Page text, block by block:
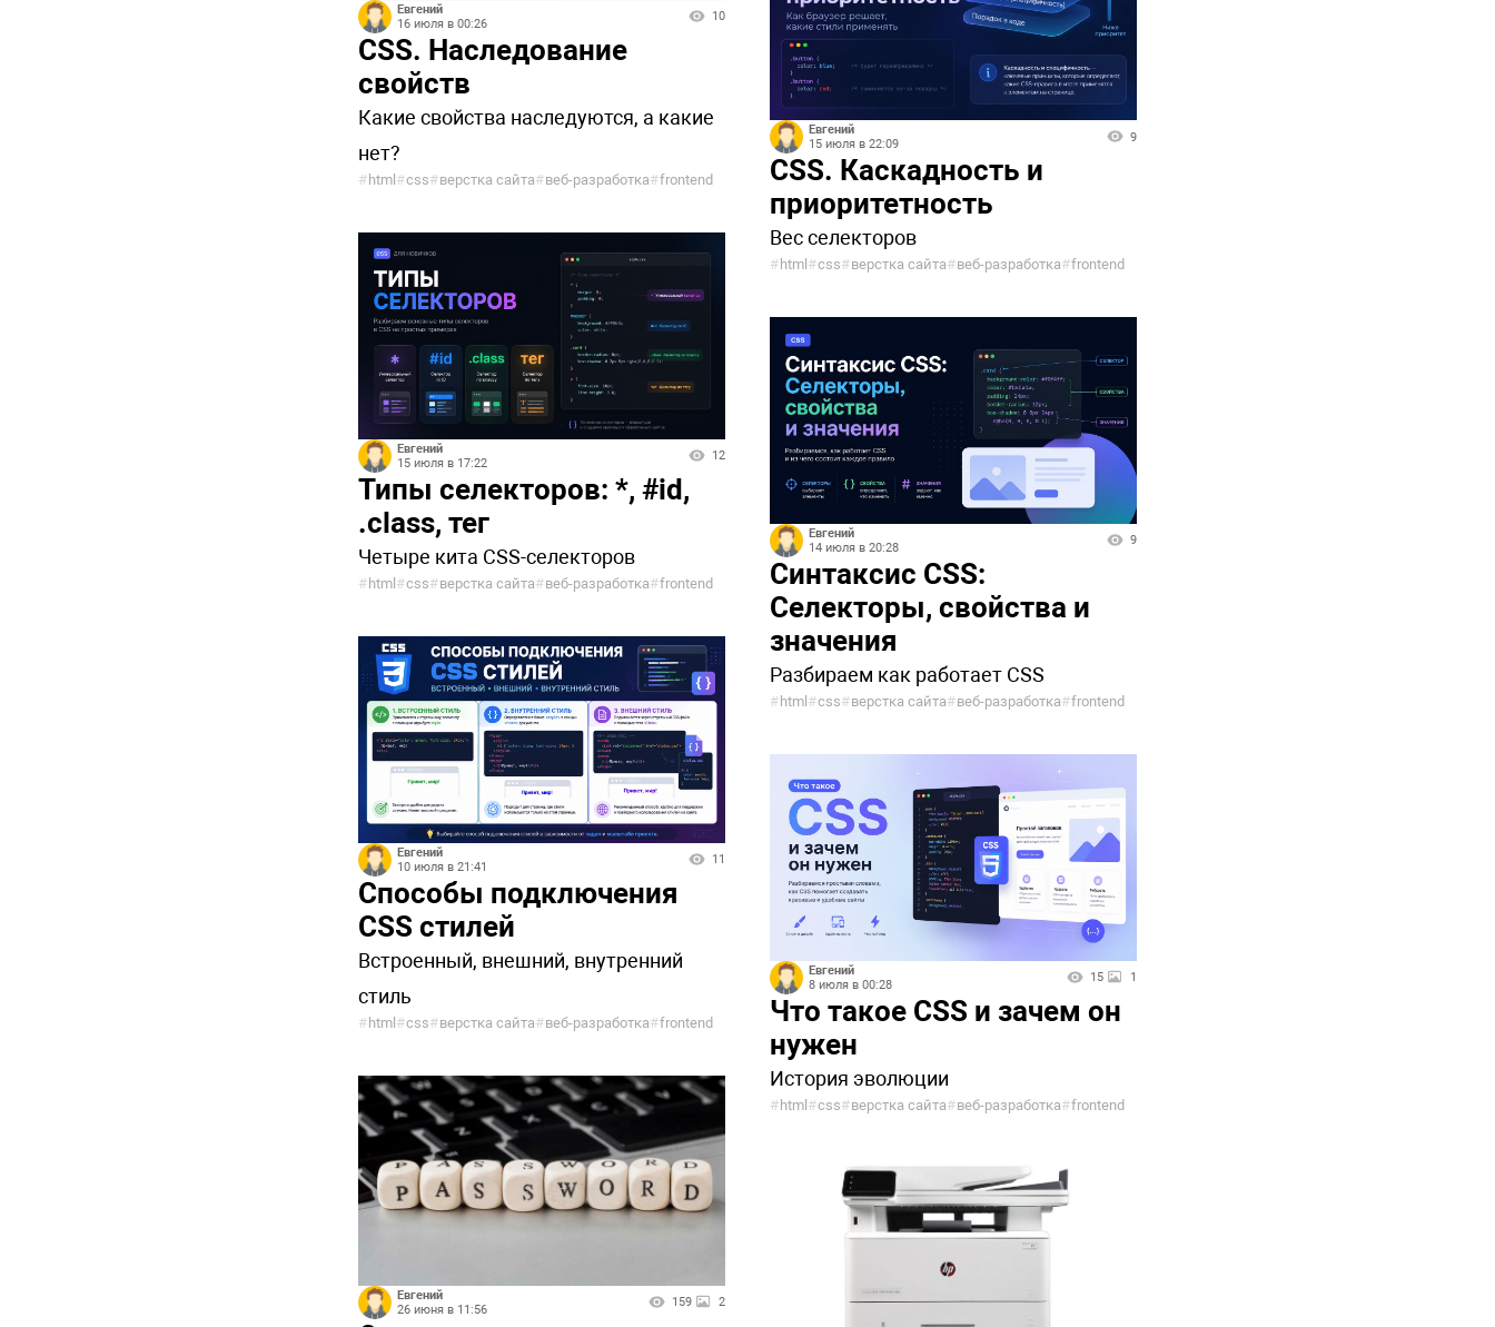
Евгений
16 июля в 00:26
10
CSS. Наследование
свойств
Какие свойства наследуются, а какие
нет?
#html#css#верстка сайта#веб-разработка#frontend
Евгений
15 июля в 22:09
9
CSS. Каскадность и
приоритетность
Вес селекторов
# html #css#верстка сайта#веб-разработка#frontend
Евгений
15 июля в 17:22
12
Типы селекторов: *, #id,
.class, тег
Четыре кита CSS-селекторов
#html#css#верстка сайта#веб-разработка#frontend
Евгений
14 июля в 20:28
9
Синтаксис CSS:
Селекторы, свойства и
значения
Разбираем как работает CSS
#html#css#верстка сайта#веб-разработка#frontend
Евгений
10 июля в 21:41
11
Способы подключения
CSS стилей
Встроенный, внешний, внутренний
стиль
#html#css#верстка сайта#веб-разработка#frontend
Евгений
8 июля в 00:28
15 1
Что такое CSS и зачем он
нужен
История эволюции
#html#css#верстка сайта#веб-разработка#frontend
Евгений
26 июня в 11:56
159 2